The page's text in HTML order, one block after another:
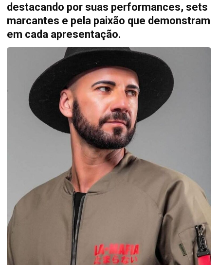
destacando por suas performances, sets
marcantes e pela paixão que demonstram
em cada apresentação.